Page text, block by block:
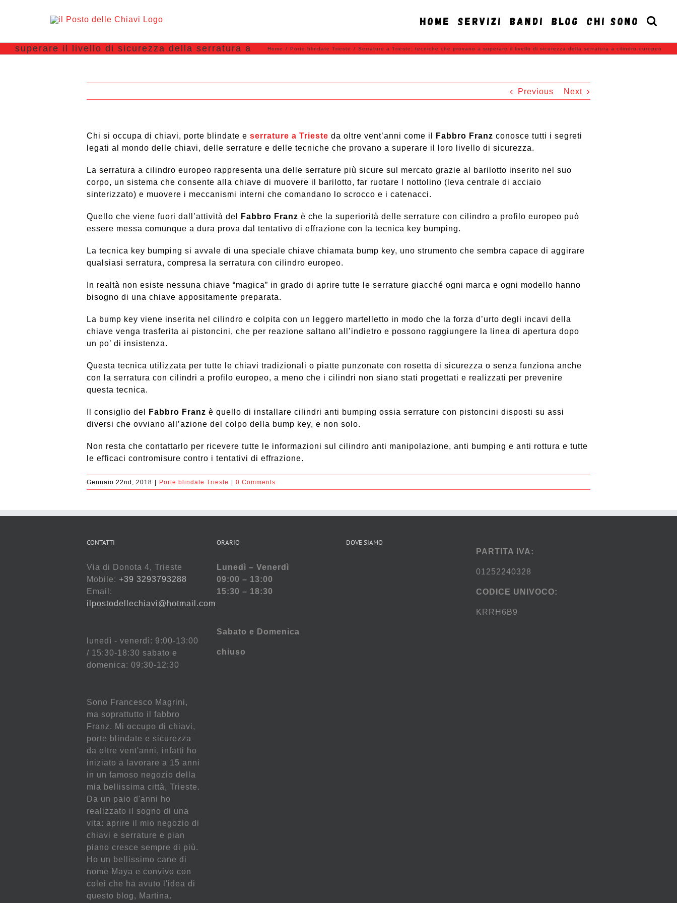
Home SERVIZI BANDI BLOG CHI SONO
superare il livello di sicurezza della serratura a
Home / Porte blindate Trieste / Serrature a Trieste: tecniche che provano a superare il livello di sicurezza della serratura a cilindro europeo
Previous Next
Chi si occupa di chiavi, porte blindate e serrature a Trieste da oltre vent’anni come il Fabbro Franz conosce tutti i segreti
legati al mondo delle chiavi, delle serrature e delle tecniche che provano a superare il loro livello di sicurezza.
La serratura a cilindro europeo rappresenta una delle serrature più sicure sul mercato grazie al barilotto inserito nel suo
corpo, un sistema che consente alla chiave di muovere il barilotto, far ruotare l nottolino (leva centrale di acciaio
sinterizzato) e muovere i meccanismi interni che comandano lo scrocco e i catenacci.
Quello che viene fuori dall’attività del Fabbro Franz è che la superiorità delle serrature con cilindro a profilo europeo può
essere messa comunque a dura prova dal tentativo di effrazione con la tecnica key bumping.
La tecnica key bumping si avvale di una speciale chiave chiamata bump key, uno strumento che sembra capace di aggirare
qualsiasi serratura, compresa la serratura con cilindro europeo.
In realtà non esiste nessuna chiave “magica” in grado di aprire tutte le serrature giacché ogni marca e ogni modello hanno
bisogno di una chiave appositamente preparata.
La bump key viene inserita nel cilindro e colpita con un leggero martelletto in modo che la forza d’urto degli incavi della
chiave venga trasferita ai pistoncini, che per reazione saltano all’indietro e possono raggiungere la linea di apertura dopo
un po’ di insistenza.
Questa tecnica utilizzata per tutte le chiavi tradizionali o piatte punzonate con rosetta di sicurezza o senza funziona anche
con la serratura con cilindri a profilo europeo, a meno che i cilindri non siano stati progettati e realizzati per prevenire
questa tecnica.
Il consiglio del Fabbro Franz è quello di installare cilindri anti bumping ossia serrature con pistoncini disposti su assi
diversi che ovviano all’azione del colpo della bump key, e non solo.
Non resta che contattarlo per ricevere tutte le informazioni sul cilindro anti manipolazione, anti bumping e anti rottura e tutte
le efficaci contromisure contro i tentativi di effrazione.
Gennaio 22nd, 2018 Porte blindate Trieste 0 Comments
CONTATTI
Via di Donota 4, Trieste
Mobile: +39 3293793288
Email:
ilpostodellechiavi@hotmail.com
lunedì - venerdì: 9:00-13:00
/ 15:30-18:30 sabato e
domenica: 09:30-12:30
Sono Francesco Magrini,
ma soprattutto il fabbro
Franz. Mi occupo di chiavi,
porte blindate e sicurezza
da oltre vent'anni, infatti ho
iniziato a lavorare a 15 anni
in un famoso negozio della
mia bellissima città, Trieste.
Da un paio d'anni ho
realizzato il sogno di una
vita: aprire il mio negozio di
chiavi e serrature e pian
piano cresce sempre di più.
Ho un bellissimo cane di
nome Maya e convivo con
colei che ha avuto l'idea di
questo blog, Martina.
ORARIO
Lunedì – Venerdì
09:00 – 13:00
15:30 – 18:30
Sabato e Domenica
chiuso
DOVE SIAMO
PARTITA IVA:
01252240328
CODICE UNIVOCO:
KRRH6B9